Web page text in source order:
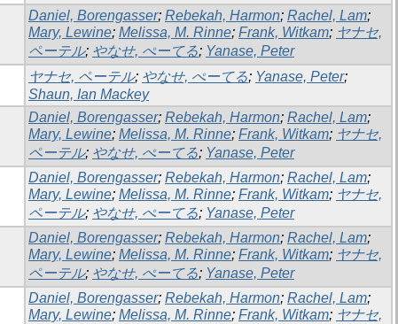
Daniel, Borengasser; Rebekah, Harmon; Rachel, Lam;
Mary, Lewine; Melissa, M. Rinne; Frank, Witkam; ヤナセ,
ペーテル; やなせ, ぺーてる; Yanase, Peter
ヤナセ, ペーテル; やなせ, ぺーてる; Yanase, Peter;
Shaun, Ian Mackey
Daniel, Borengasser; Rebekah, Harmon; Rachel, Lam;
Mary, Lewine; Melissa, M. Rinne; Frank, Witkam; ヤナセ,
ペーテル; やなせ, ぺーてる; Yanase, Peter
Daniel, Borengasser; Rebekah, Harmon; Rachel, Lam;
Mary, Lewine; Melissa, M. Rinne; Frank, Witkam; ヤナセ,
ペーテル; やなせ, ぺーてる; Yanase, Peter
Daniel, Borengasser; Rebekah, Harmon; Rachel, Lam;
Mary, Lewine; Melissa, M. Rinne; Frank, Witkam; ヤナセ,
ペーテル; やなせ, ぺーてる; Yanase, Peter
Daniel, Borengasser; Rebekah, Harmon; Rachel, Lam;
Mary, Lewine; Melissa, M. Rinne; Frank, Witkam; ヤナセ,